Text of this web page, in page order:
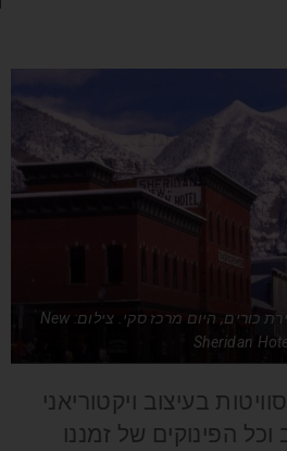
העיירה טליורייד. פעם עיירת כורים, היום מרכז סקי. צילום: New
Sheridan
בעיצוב ויקטוריאני
הפינוקים של זמננו